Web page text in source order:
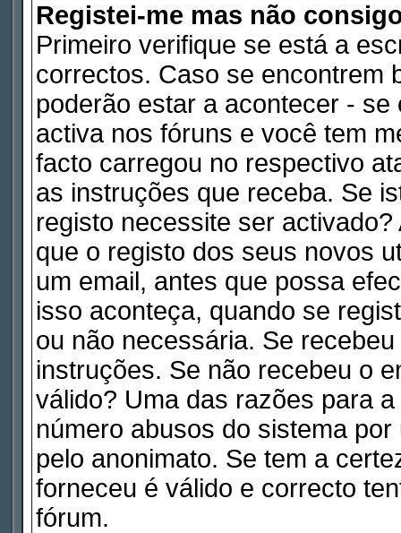
Registei-me mas não
Primeiro verifique se está a
correctos. Caso se encontrem
poderão estar a acontecer -
activa nos fóruns e você tem
facto carregou no respectivo
as instruções que receba. Se
registo necessite ser
que o registo dos seus novos
um email, antes que possa
isso aconteça, quando se
ou não necessária. Se
instruções. Se não recebeu o
válido? Uma das razões para
número abusos do sistema
pelo anonimato. Se tem a
forneceu é válido e correcto
fórum.